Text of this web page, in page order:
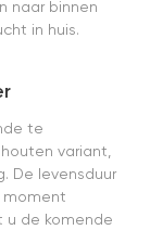
ervaring.
naar binnen
in huis.
te
variant,
De levensduur
moment
u de komende